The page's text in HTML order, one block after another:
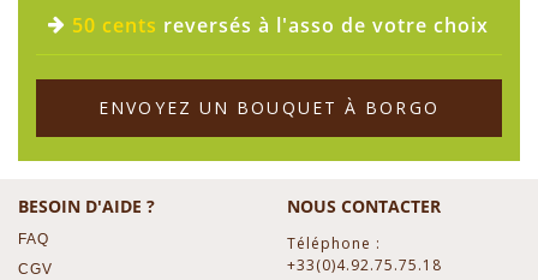
50 cents reversés à l'asso de votre choix
ENVOYEZ UN BOUQUET À BORGO
BESOIN D'AIDE ?
FAQ
CGV
NOUS CONTACTER
Téléphone :
+33(0)4.92.75.75.18